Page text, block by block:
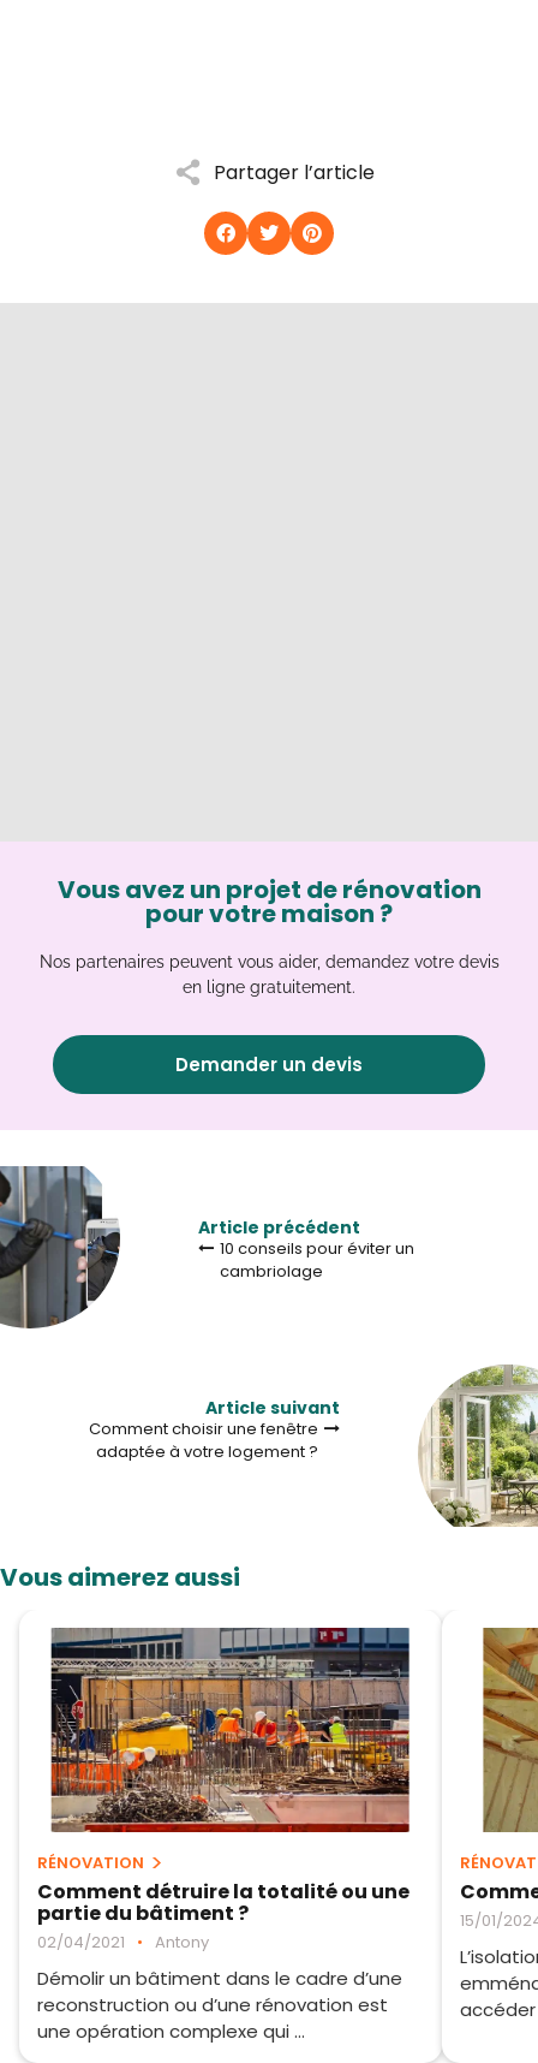
Partager l’article
Vous avez un projet de rénovation
pour votre maison ?
Nos partenaires peuvent vous aider, demandez votre devis
en ligne gratuitement.
Demander un devis
Article précédent
10 conseils pour éviter un
cambriolage
Article suivant
Comment choisir une fenêtre
adaptée à votre logement ?
Vous aimerez aussi
RÉNOVATION
Comment détruire la totalité ou une
partie du bâtiment ?
02/04/2021 • Antony
Démolir un bâtiment dans le cadre d’une
reconstruction ou d’une rénovation est
une opération complexe qui ...
15/01/
accéder